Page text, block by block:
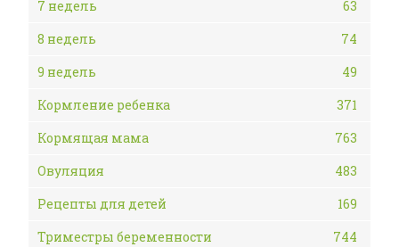
7 недель
63
8 недель
74
9 недель
49
Кормление ребенка
371
Кормящая мама
763
Овуляция
483
Рецепты для детей
169
Триместры беременности
744